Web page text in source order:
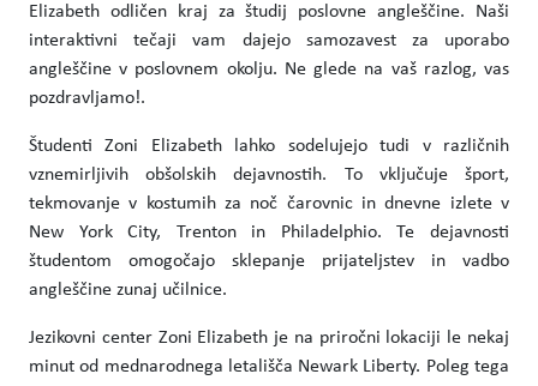
Elizabeth odličen kraj za študij poslovne angleščine. Naši
interaktivni tečaji vam dajejo samozavest za uporabo
angleščine v poslovnem okolju. Ne glede na vaš razlog, vas
pozdravljamo!.
Študenti Zoni Elizabeth lahko sodelujejo tudi v različnih
vznemirljivih obšolskih dejavnostih. To vključuje šport,
tekmovanje v kostumih za noč čarovnic in dnevne izlete v
New York City, Trenton in Philadelphio. Te dejavnosti
študentom omogočajo sklepanje prijateljstev in vadbo
angleščine zunaj učilnice.
Jezikovni center Zoni Elizabeth je na priročni lokaciji le nekaj
minut od mednarodnega letališča Newark Liberty. Poleg tega